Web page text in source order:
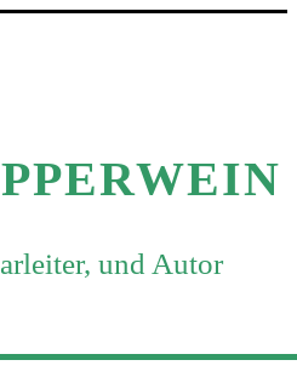
und Autor